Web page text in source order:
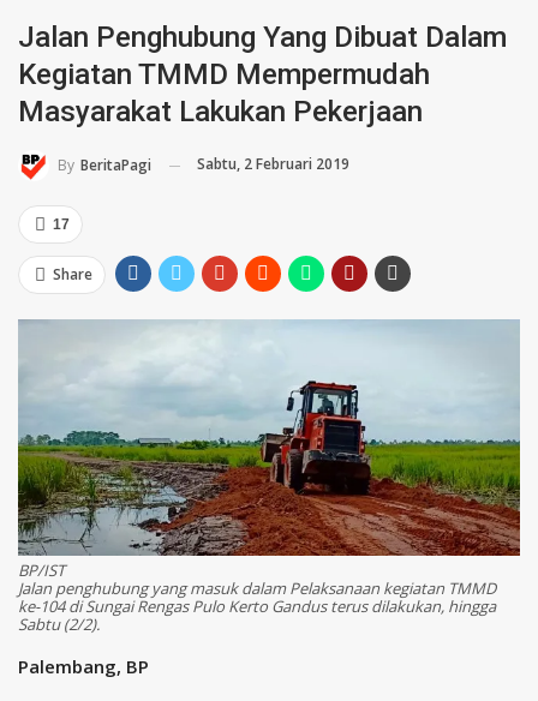
Jalan Penghubung Yang Dibuat Dalam
Kegiatan TMMD Mempermudah
Masyarakat Lakukan Pekerjaan
By BeritaPagi Sabtu, 2 Februari 2019
17
Share
BP/IST
Jalan penghubung yang masuk dalam Pelaksanaan kegiatan TMMD
ke-104 di Sungai Rengas Pulo Kerto Gandus terus dilakukan, hingga
Sabtu (2/2).
Palembang, BP